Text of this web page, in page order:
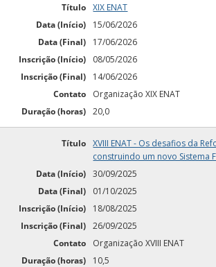
Título
XIX ENAT
Data (Início)
15/06/2026
Data (Final)
17/06/2026
Inscrição (Início)
08/05/2026
Inscrição (Final)
14/06/2026
Contato
Organização XIX ENAT
Duração (horas)
20,0
Título
XVIII ENAT - Os desafios da
construindo um novo Sistema
Data (Início)
30/09/2025
Data (Final)
01/10/2025
Inscrição (Início)
18/08/2025
Inscrição (Final)
26/09/2025
Contato
Organização XVIII ENAT
Duração (horas)
10,5